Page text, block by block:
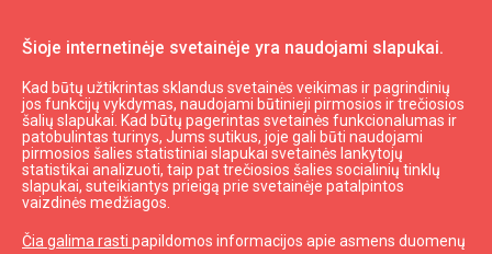
Šioje internetinėje svetainėje yra naudojami slapukai.
Kad būtų užtikrintas sklandus svetainės veikimas ir pagrindinių
jos funkcijų vykdymas, naudojami būtinieji pirmosios ir trečiosios
šalių slapukai. Kad būtų pagerintas svetainės funkcionalumas ir
patobulintas turinys, Jums sutikus, joje gali būti naudojami
pirmosios šalies statistiniai slapukai svetainės lankytojų
statistikai analizuoti, taip pat trečiosios šalies socialinių tinklų
slapukai, suteikiantys prieigą prie svetainėje patalpintos
vaizdinės medžiagos.
Čia galima rasti papildomos informacijos apie asmens duomenų
Daryti ir matyti Ekskursijos
Pažinkite Liepojos gatvės meną – specialus
turas su gidu